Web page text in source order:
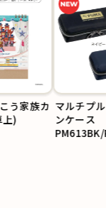
う家族カ
上)
マルチプ
ンケース